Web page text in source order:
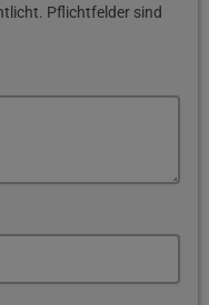
Pflichtfelder sind